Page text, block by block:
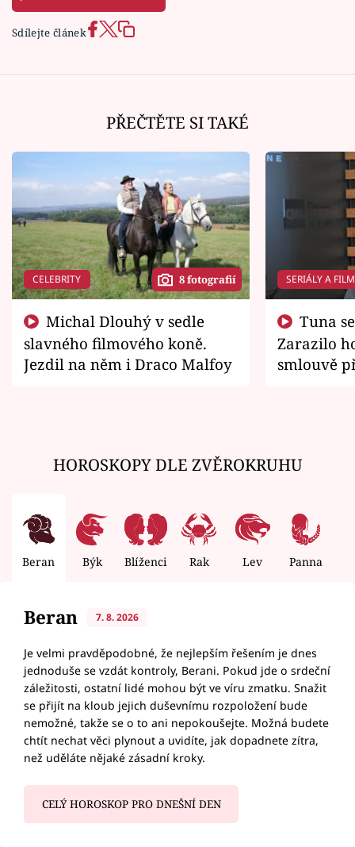
Sdílejte článek
PŘEČTĚTE SI TAKÉ
CELEBRITY 8 fotografií
slavného filmového koně.
Jezdil na něm i Draco Malfoy
SERIÁLY A
Zarazilo
smlouvě
HOROSKOPY DLE ZVĚROKRUHU
Beran Býk Blíženci Rak Lev Panna
Beran 7. 8. 2026
Je velmi pravděpodobné, že nejlepším řešením je dnes
jednoduše se vzdát kontroly, Berani. Pokud jde o srdeční
záležitosti, ostatní lidé mohou být ve víru zmatku. Snažit
se přijít na kloub jejich duševnímu rozpoložení bude
nemožné, takže se o to ani nepokoušejte. Možná budete
chtít nechat věci plynout a uvidíte, jak dopadnete zítra,
než uděláte nějaké zásadní kroky.
CELÝ HOROSKOP PRO DNEŠNÍ DEN